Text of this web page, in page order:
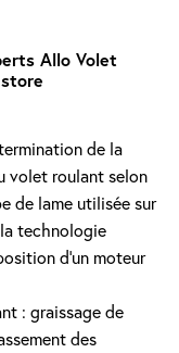
Allo Volet
de la
volet roulant selon
de lame utilisée sur
technologie
d'un moteur
: graissage de
des